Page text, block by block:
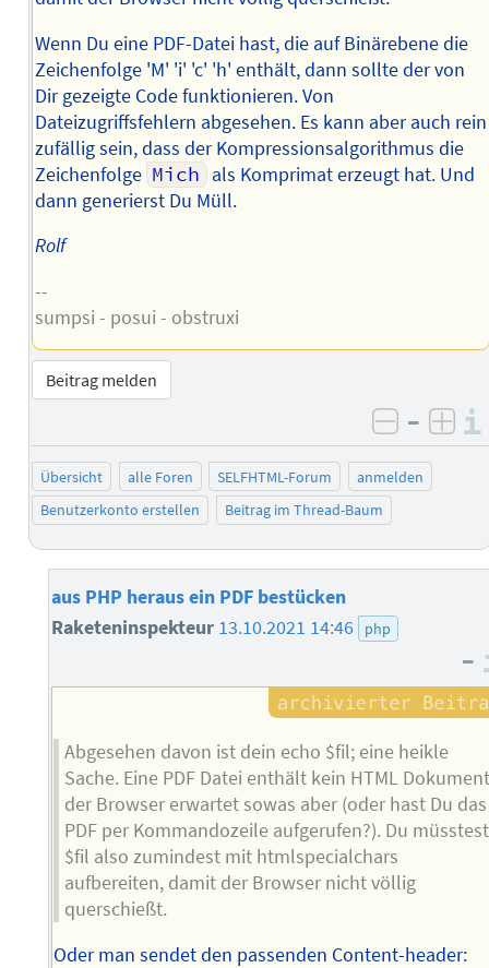
Wenn Du eine PDF-Datei hast, die auf Binärebene die
Zeichenfolge 'M' 'i' 'c' 'h' enthält, dann sollte der von
Dir gezeigte Code funktionieren. Von
Dateizugriffsfehlern abgesehen. Es kann aber auch rein
zufällig sein, dass der Kompressionsalgorithmus die
Zeichenfolge Mich als Komprimat erzeugt hat. Und
dann generierst Du Müll.
Rolf
--
sumpsi - posui - obstruxi
Beitrag melden
negativ
–
Übersicht alle Foren SELFHTML-Forum
anmelden
Benutzerkonto erstellen
Beitrag im Thread-Baum
aus PHP heraus ein PDF bestücken
Raketeninspekteur 13.10.2021 14:46 php
–
Abgesehen davon ist dein echo $fil; eine heikle
Sache. Eine PDF Datei enthält kein HTML
der Browser erwartet sowas aber (oder hast Du das
PDF per Kommandozeile aufgerufen?). Du müsstest
$fil also zumindest mit htmlspecialchars
aufbereiten, damit der Browser nicht völlig
querschießt.
Oder man sendet den passenden Content-header: